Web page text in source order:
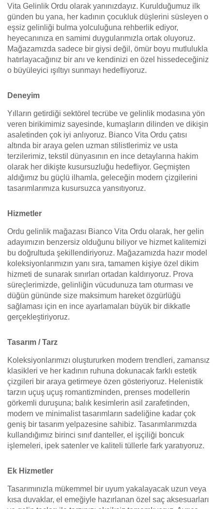
Vita Gelinlik Ordu olarak yanınızdayız. Kurulduğumuz ilk
günden bu yana, her kadının çocukluk düşlerini süsleyen o
eşsiz gelinliği bulma yolculuğuna rehberlik ediyor,
heyecanınıza en samimi duygularımızla ortak oluyoruz.
Mağazamızda sadece bir giysi değil, ömür boyu mutlulukla
hatırlayacağınız bir anı ve kendinizi en özel hissedeceğiniz
o büyüleyici ışıltıyı sunmayı hedefliyoruz.
Deneyim
Yılların getirdiği sektörel tecrübe ve gelinlik modasına yön
veren birikimimiz sayesinde, kumaşların dilinden ve dikişin
asaletinden çok iyi anlıyoruz. Bianco Vita Ordu çatısı
altında bir araya gelen uzman stilistlerimiz ve usta
terzilerimiz, tekstil dünyasının en ince detaylarına hakim
olarak her dikişte kusursuzluğu hedefliyor. Geçmişten
aldığımız bu güçlü ilhamla, geleceğin modern çizgilerini
tasarımlarımıza kusursuzca yansıtıyoruz.
Hizmetler
Ordu gelinlik mağazası Bianco Vita Ordu olarak, her gelin
adayımızın benzersiz olduğunu biliyor ve hizmet kalitemizi
bu doğrultuda şekillendiriyoruz. Mağazamızda hazır model
koleksiyonlarımızın yanı sıra, tamamen kişiye özel dikim
hizmeti de sunarak sınırları ortadan kaldırıyoruz. Prova
süreçlerimizde, gelinliğin vücudunuza tam oturması ve
düğün gününde size maksimum hareket özgürlüğü
sağlaması için en ince ayarlamaları büyük bir dikkatle
gerçekleştiriyoruz.
Tasarım / Tarz
Koleksiyonlarımızı oluştururken modern trendleri, zamansız
klasikleri ve her kadının ruhuna dokunacak farklı estetik
çizgileri bir araya getirmeye özen gösteriyoruz. Helenistik
tarzın uçuş uçuş romantizminden, prenses modellerin
görkemli duruşuna; balık kesimlerin asil zarafetinden,
modern ve minimalist tasarımların sadeliğine kadar çok
geniş bir tasarım yelpazesine sahibiz. Tasarımlarımızda
kullandığımız birinci sınıf danteller, el işçiliği boncuk
işlemeleri, ipek satenler ve kaliteli tüllerle fark yaratıyoruz.
Ek Hizmetler
Tasarımınızla mükemmel bir uyum yakalayacak uzun veya
kısa duvaklar, el emeğiyle hazırlanan özel saç aksesuarları